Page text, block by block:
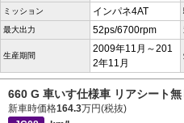
ミッション インパネ4AT
最大出力 52ps/6700rpm
生産期間
2009年11月～201
2年11月
660 G 車いす仕様車 リアシート
新車時価格164.3万円(税抜)